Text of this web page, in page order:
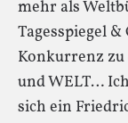
mehr als
Tagesspiegel
Konkurrenz zu
und WELT…
sich ein